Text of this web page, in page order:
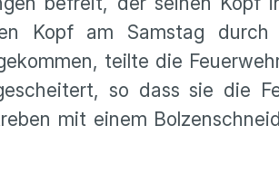
Kopf am Samstag durch
teilte die
so dass sie die
mit einem